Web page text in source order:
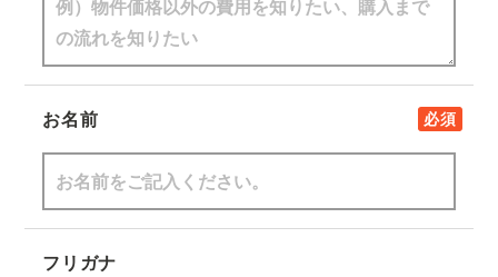
お名前 必須
フリガナ